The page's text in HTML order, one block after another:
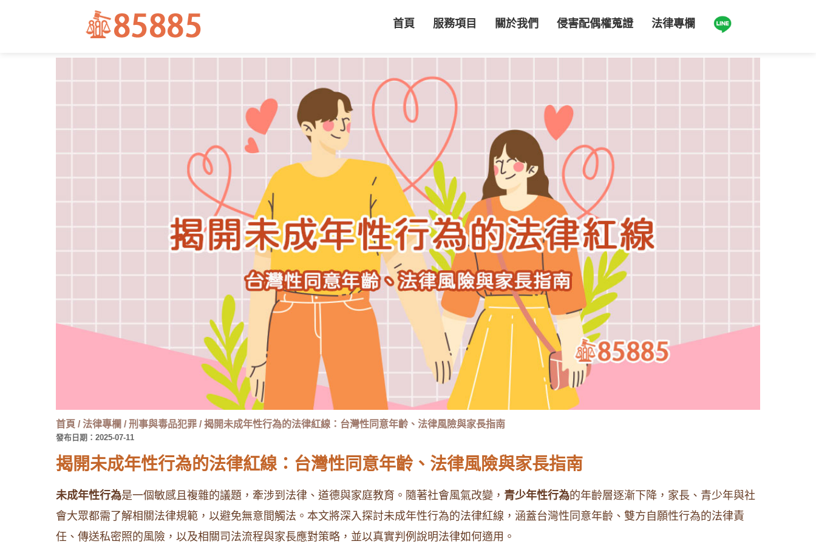
首頁 服務項目 關於我們 侵害配偶權蒐證 法律專欄
首頁 /法律專欄 /刑事與毒品犯罪 /揭開未成年性行為的法律紅線：台灣性同意年齡、法律風險與家長指南
發布日期：2025-07-11
揭開未成年性行為的法律紅線：台灣性同意年齡、法律風險與家長指南
未成年性行為是一個敏感且複雜的議題，牽涉到法律、道德與家庭教育。隨著社會風氣改變， 青少年性行為的年齡層逐漸下降，家長、青少年與社
會大眾都需了解相關法律規範，以避免無意間觸法。本文將深入探討未成年性行為的法律紅線，涵蓋台灣性同意年齡、雙方自願性行為的法律責
任、傳送私密照的風險，以及相關司法流程與家長應對策略，並以真實判例說明法律如何適用。